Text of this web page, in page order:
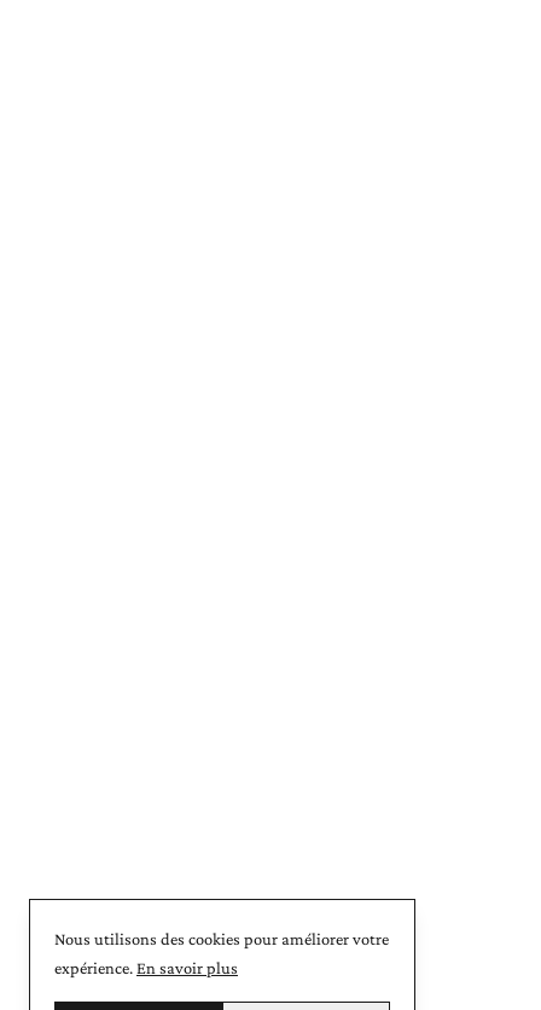
Nous utilisons des cookies pour améliorer votre
expérience.En savoir plus